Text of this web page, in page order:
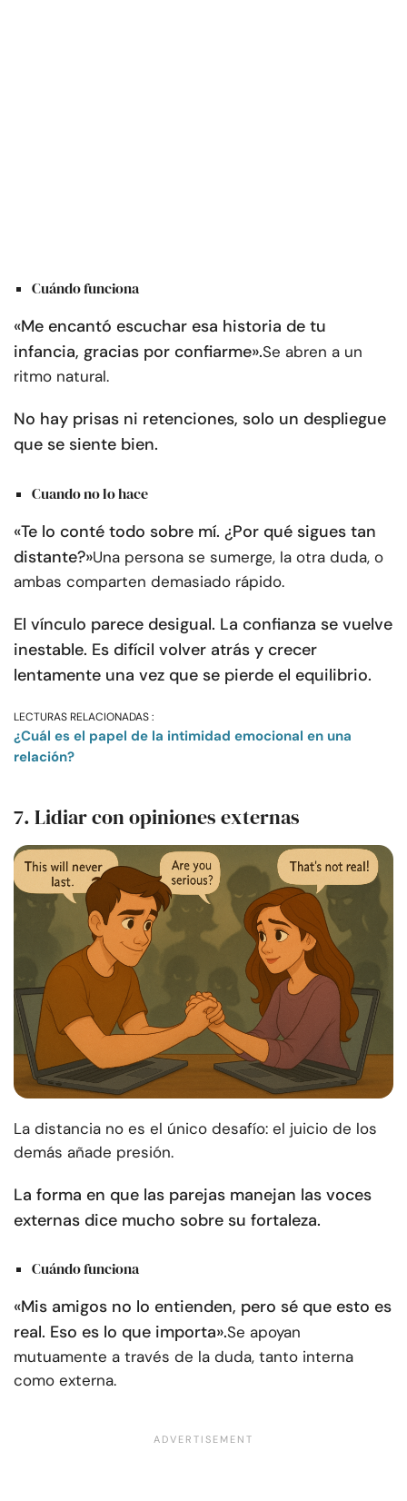
Cuándo funciona
«Me encantó escuchar esa historia de tu
infancia, gracias por confiarme».Se abren a un
ritmo natural.
No hay prisas ni retenciones, solo un despliegue
que se siente bien.
Cuando no lo hace
«Te lo conté todo sobre mí. ¿Por qué sigues tan
distante?»Una persona se sumerge, la otra duda, o
ambas comparten demasiado rápido.
El vínculo parece desigual. La confianza se vuelve
inestable. Es difícil volver atrás y crecer
lentamente una vez que se pierde el equilibrio.
LECTURAS RELACIONADAS :
¿Cuál es el papel de la intimidad emocional en una
relación?
7. Lidiar con opiniones externas
La distancia no es el único desafío: el juicio de los
demás añade presión.
La forma en que las parejas manejan las voces
externas dice mucho sobre su fortaleza.
Cuándo funciona
«Mis amigos no lo entienden, pero sé que esto es
real. Eso es lo que importa».Se apoyan
mutuamente a través de la duda, tanto interna
como externa.